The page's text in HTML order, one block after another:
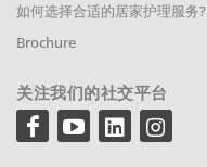
如何选择合适的居家护理服务?
Brochure
关注我们的社交平台